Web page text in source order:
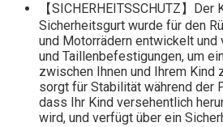
【SICHERHEITSSCHUTZ】Der
Sicherheitsgurt wurde für den
und Motorrädern entwickelt und
und Taillenbefestigungen, um
zwischen Ihnen und Ihrem Kind
sorgt für Stabilität während der
dass Ihr Kind versehentlich
wird, und verfügt über ein